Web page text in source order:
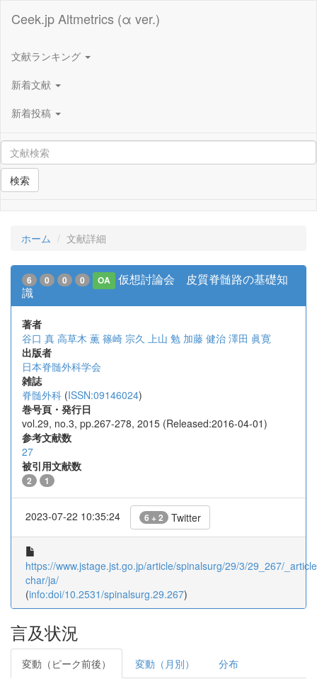
Ceek.jp Altmetrics (α ver.)
文献ランキング
新着文献
新着投稿
検索
ホーム 文献詳細
6 0 0 0 OA
仮想討論会 皮質脊髄路の基礎知
識
著者
谷口 真 高草木 薫 篠崎 宗久 上山 勉 加藤 健治 澤田 眞寛
出版者
日本脊髄外科学会
雑誌
脊髄外科 (ISSN:09146024)
巻号頁・発行日
vol.29, no.3, pp.267-278, 2015 (Released:2016-04-01)
参考文献数
27
被引用文献数
2 1
2023-07-22 10:35:24 6 + 2 Twitter
https://www.jstage.jst.go.jp/article/spinalsurg/29/3/29_267/
char/ja/
(info:doi/10.2531/spinalsurg.29.267)
言及状況
変動（ピーク前後） 変動（月別） 分布